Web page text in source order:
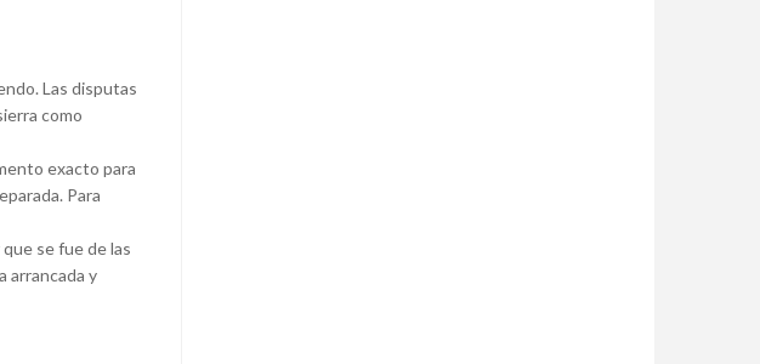
Las disputas
como
exacto para
Para
se fue de las
arrancada y